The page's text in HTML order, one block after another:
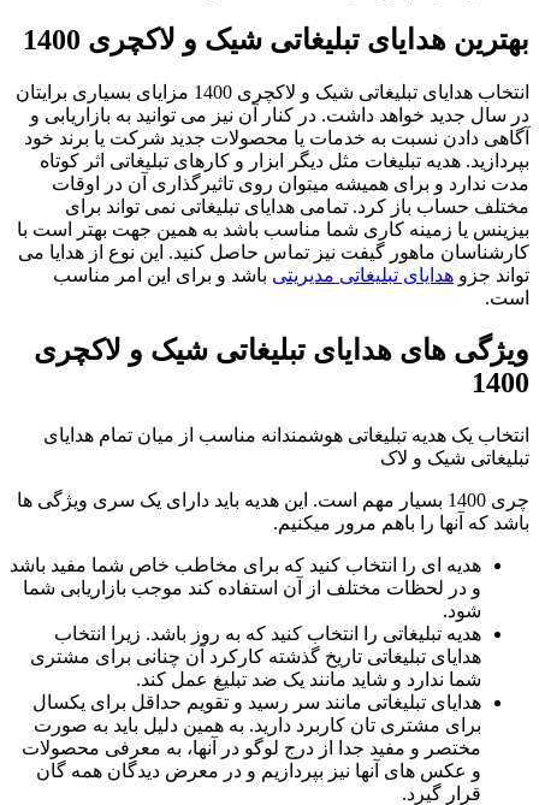
بهترین هدایای تبلیغاتی شیک و لاکچری 1400
انتخاب هدایای تبلیغاتی شیک و لاکچری 1400 مزایای بسیاری برایتان
در سال جدید خواهد داشت. در کنار آن نیز می توانید به بازاریابی و
آگاهی دادن نسبت به خدمات یا محصولات جدید شرکت یا برند خود
بپردازید. هدیه تبلیغات مثل دیگر ابزار و کارهای تبلیغاتی اثر کوتاه
مدت ندارد و برای همیشه میتوان روی تاثیرگذاری آن در اوقات
مختلف حساب باز کرد. تمامی هدایای تبلیغاتی نمی تواند برای
بیزینس یا زمینه کاری شما مناسب باشد به همین جهت بهتر است با
کارشناسان ماهور گیفت نیز تماس حاصل کنید. این نوع از هدایا می
تواند جزو هدایای تبلیغاتی مدیریتی باشد و برای این امر مناسب
است.
ویژگی های هدایای تبلیغاتی شیک و لاکچری
1400
انتخاب یک هدیه تبلیغاتی هوشمندانه مناسب از میان تمام هدایای
تبلیغاتی شیک و لاک
چری 1400 بسیار مهم است. این هدیه باید دارای یک سری ویژگی ها
باشد که آنها را باهم مرور میکنیم.
هدیه ای را انتخاب کنید که برای مخاطب خاص شما مفید باشد
و در لحظات مختلف از آن استفاده کند موجب بازاریابی شما
شود.
هدیه تبلیغاتی را انتخاب کنید که به روز باشد. زیرا انتخاب
هدایای تبلیغاتی تاریخ گذشته کارکرد آن چنانی برای مشتری
شما ندارد و شاید مانند یک ضد تبلیغ عمل کند.
هدایای تبلیغاتی مانند سر رسید و تقویم حداقل برای یکسال
برای مشتری تان کاربرد دارید. به همین دلیل باید به صورت
مختصر و مفید جدا از درج لوگو در آنها، به معرفی محصولات
و عکس های آنها نیز بپردازیم و در معرض دیدگان همه گان
قرار گیرد.